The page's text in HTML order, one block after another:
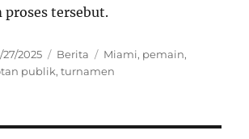
proses tersebut.
27/2025 Categories
Berita Tags
Miami, pemain,
publik,turnamen